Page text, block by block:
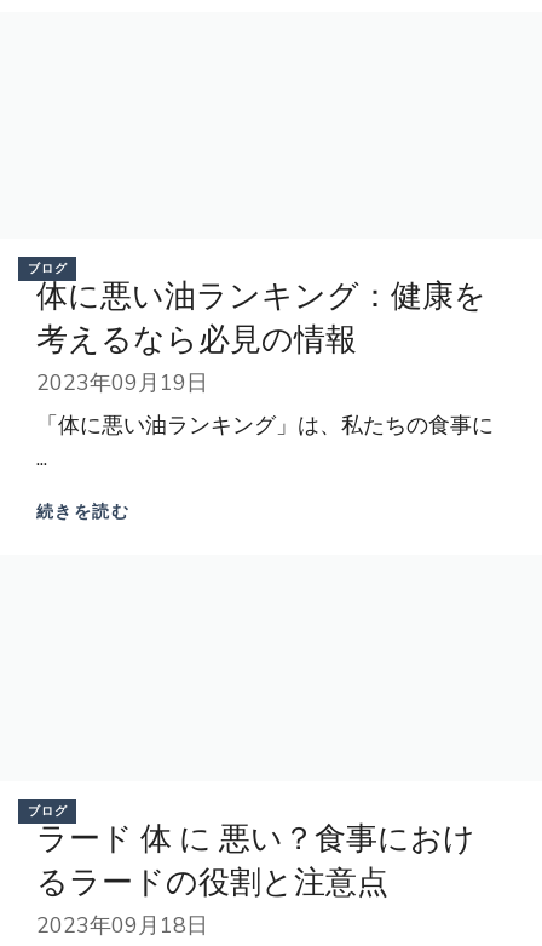
ブログ
体に悪い油ランキング：健康を
考えるなら必見の情報
2023年09月19日
「体に悪い油ランキング」は、私たちの食事に
...
続きを読む
ブログ
ラード 体 に 悪い？食事におけ
るラードの役割と注意点
2023年09月18日